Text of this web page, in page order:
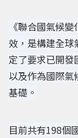
《聯合國氣候
效，是構建全球
定了要求已開發
以及作為國際
基礎。
目前共有198個